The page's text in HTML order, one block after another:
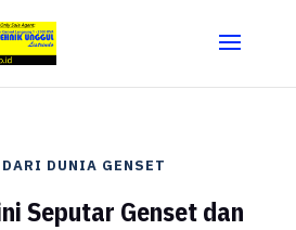
DUNIA GENSET
Seputar Genset dan